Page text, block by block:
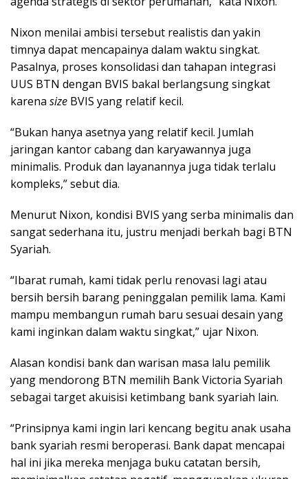
Nixon menilai ambisi tersebut realistis dan yakin
timnya dapat mencapainya dalam waktu singkat.
Pasalnya, proses konsolidasi dan tahapan integrasi
UUS BTN dengan BVIS bakal berlangsung singkat
karena size BVIS yang relatif kecil.
“Bukan hanya asetnya yang relatif kecil. Jumlah
jaringan kantor cabang dan karyawannya juga
minimalis. Produk dan layanannya juga tidak terlalu
kompleks,” sebut dia.
Menurut Nixon, kondisi BVIS yang serba minimalis dan
sangat sederhana itu, justru menjadi berkah bagi BTN
Syariah.
“Ibarat rumah, kami tidak perlu renovasi lagi atau
bersih bersih barang peninggalan pemilik lama. Kami
mampu membangun rumah baru sesuai desain yang
kami inginkan dalam waktu singkat,” ujar Nixon.
Alasan kondisi bank dan warisan masa lalu pemilik
yang mendorong BTN memilih Bank Victoria Syariah
sebagai target akuisisi ketimbang bank syariah lain.
“Prinsipnya kami ingin lari kencang begitu anak usaha
bank syariah resmi beroperasi. Bank dapat mencapai
hal ini jika mereka menjaga buku catatan bersih,